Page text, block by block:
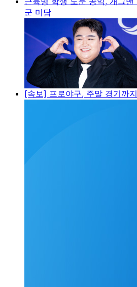
군 미담
[속보] 프로야구, 주말 경기까